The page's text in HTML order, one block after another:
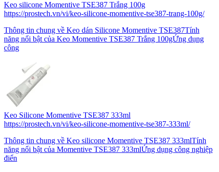
Keo silicone Momentive TSE387 Trắng 100g
https://prostech.vn/vi/keo-silicone-momentive-tse387-trang-100g/
Thông tin chung về Keo dán Silicone Momentive TSE387Tính
năng nổi bật của Keo Momentive TSE387 Trắng 100gỨng dụng
công
Keo Silicone Momentive TSE387 333ml
https://prostech.vn/vi/keo-silicone-momentive-tse387-333ml/
Thông tin chung về Keo silicone Momentive TSE387 333mlTính
năng nổi bật của Momentive TSE387 333mlỨng dụng công nghiệp
điển